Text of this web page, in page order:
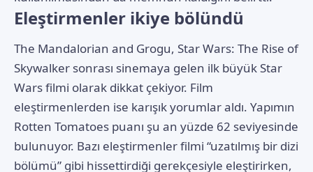
Eleştirmenler ikiye bölündü
The Mandalorian and Grogu, Star Wars: The Rise of
Skywalker sonrası sinemaya gelen ilk büyük Star
Wars filmi olarak dikkat çekiyor. Film
eleştirmenlerden ise karışık yorumlar aldı. Yapımın
Rotten Tomatoes puanı şu an yüzde 62 seviyesinde
bulunuyor. Bazı eleştirmenler filmi “uzatılmış bir dizi
bölümü” gibi hissettirdiği gerekçesiyle eleştirirken,